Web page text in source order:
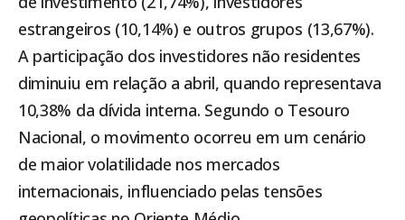
estrangeiros (10,14%) e outros grupos (13,67%).
A participação dos investidores não residentes
diminuiu em relação a abril, quando representava
10,38% da dívida interna. Segundo o Tesouro
Nacional, o movimento ocorreu em um cenário
de maior volatilidade nos mercados
internacionais, influenciado pelas tensões